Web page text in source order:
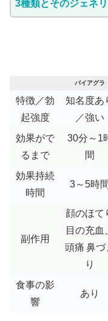
3種類とそのジェネ
バイアグラ
特徴／勃
起強度
知名度あ
／強い
効果がで
るまで
30分～1
間
効果持続
時間
3～5時間
副作用
顔のほて
目の充血
頭痛 鼻づ
り
食事の影
響
あり